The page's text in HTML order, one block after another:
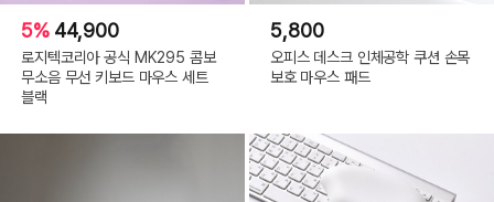
5% 44,900
로지텍코리아 공식 MK295 콤보
무소음 무선 키보드 마우스 세트
블랙
5,800
오피스 데스크 인체공학 쿠션 손목
보호 마우스 패드